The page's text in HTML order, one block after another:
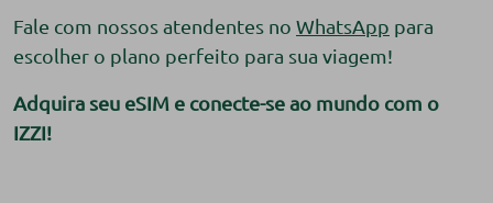
Fale com nossos atendentes no WhatsApp para
escolher o plano perfeito para sua viagem!
Adquira seu eSIM e conecte-se ao mundo com o
IZZI!